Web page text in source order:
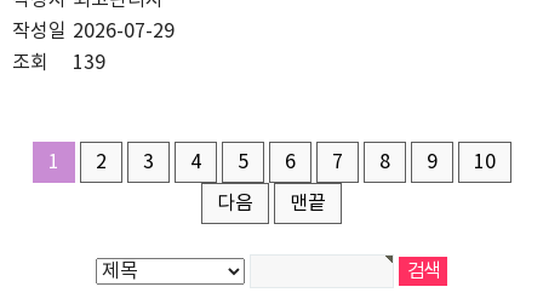
작성일 2026-07-29
조회
139
1 2 3 4 5 6 7 8 9
10
다음
맨끝